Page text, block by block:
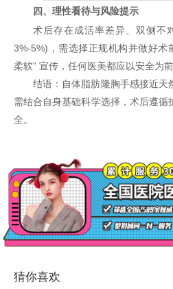
四、理性看待与风险提示
术后存在成活率差异、双侧不
3%-5%)，需选择正规机构并做好术
柔软” 宣传，任何医美都应以安全为前
结语：自体脂肪隆胸手感接近天
需结合自身基础科学选择，术后遵
全。
猜你喜欢